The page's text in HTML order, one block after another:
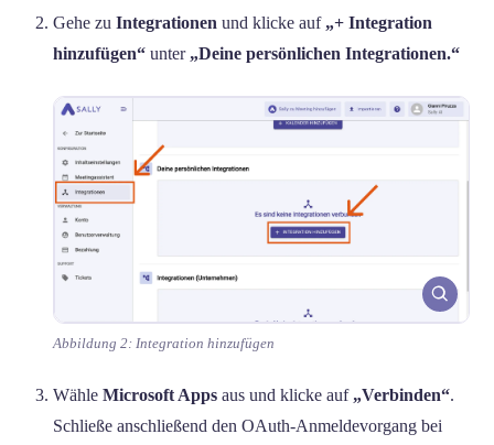
Gehe zu Integrationen und klicke auf „+ Integration
hinzufügen“ unter „Deine persönlichen Integrationen.“
Abbildung 2: Integration hinzufügen
Wähle Microsoft Apps aus und klicke auf „Verbinden“.
Schließe anschließend den OAuth-Anmeldevorgang bei